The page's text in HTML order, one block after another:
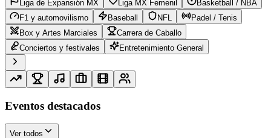
Liga de Expansión MX
Liga MX Femenil
Basketball / NBA
F1 y automovilismo
Baseball NFL
Padel / Tenis
Box y Artes Marciales
Carrera de Caballo
Conciertos y festivales
Entretenimiento General
Eventos destacados
Ver todos